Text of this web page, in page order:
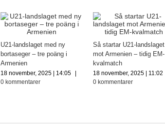
U21-landslaget med ny
bortaseger – tre poäng i
Armenien
18 november, 2025 | 14:05
|
0 kommentarer
Så startar U21-landslaget
mot Armenien – tidig EM-
kvalmatch
18 november, 2025 | 11:02
0 kommentarer